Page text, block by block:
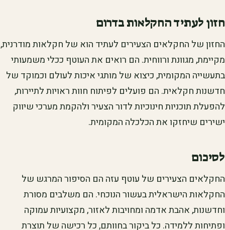
חזון לעתיד החקלאות בדרום
החזון של החקלאים הצעירים לעתיד הוא של חקלאות מודרנית,
מקיימת, מגוונת ורווחית. הם רואים את העוטף ככלי משמעותי
בתעשייה המקומית, כיצוא של מותגי איכות לעולם וכמוקד של
חדשנות חקלאית. הם פועלים לפיתוח חוות ראויות לתיירות,
להפעלת תוכניות חינוכיות לדור הצעיר ולהקמת מערכי שיווק
ישירים שיחזקו את הכלכלה המקומית.
לסיכום
החקלאים הצעירים של עוטף עזה הם הסיפור המרגש של
החקלאות הישראלית בעשור הנוכחי. הם משלבים מסורת
וחדשנות, אהבת אדמה ומחויבות לאזור, מקצועיות עמוקה
ופתיחות ללמידה. כל ביקור בחוותם, כל רכישה של תוצרת